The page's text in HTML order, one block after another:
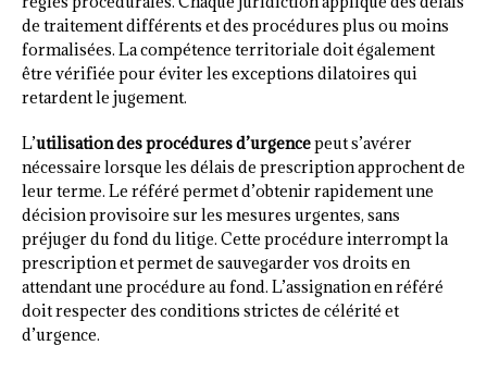
de traitement différents et des procédures plus ou moins
formalisées. La compétence territoriale doit également
être vérifiée pour éviter les exceptions dilatoires qui
retardent le jugement.
L’utilisation des procédures d’urgencepeut s’avérer
nécessaire lorsque les délais de prescription approchent de
leur terme. Le référé permet d’obtenir rapidement une
décision provisoire sur les mesures urgentes, sans
préjuger du fond du litige. Cette procédure interrompt la
prescription et permet de sauvegarder vos droits en
attendant une procédure au fond. L’assignation en référé
doit respecter des conditions strictes de célérité et
d’urgence.